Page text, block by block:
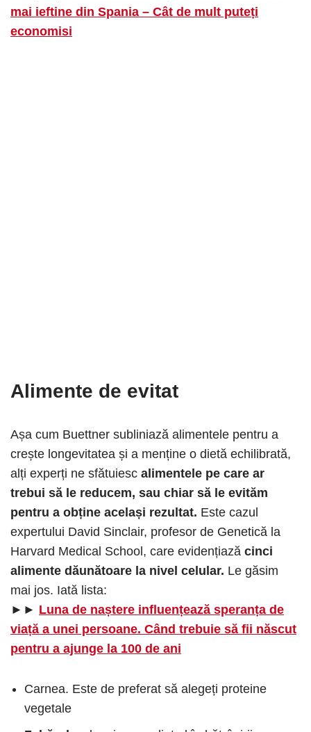
mai ieftine din Spania – Cât de mult puteți
economisi
Alimente de evitat
Așa cum Buettner subliniază alimentele pentru a
crește longevitatea și a menține o dietă echilibrată,
alți experți ne sfătuiesc alimentele pe care ar
trebui să le reducem, sau chiar să le evităm
pentru a obține același rezultat. Este cazul
expertului David Sinclair, profesor de Genetică la
Harvard Medical School, care evidențiază cinci
alimente dăunătoare la nivel celular. Le găsim
mai jos. Iată lista:
►► Luna de naștere influențează speranța de
viață a unei persoane. Când trebuie să fii născut
pentru a ajunge la 100 de ani
Carnea. Este de preferat să alegeți proteine ​​
vegetale